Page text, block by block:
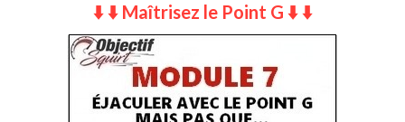
quand cela ne le fait pas ou plus, on va forcément voir
ailleurs !
⬇️ ⬇️ Maîtrisez le Point G ⬇️ ⬇️